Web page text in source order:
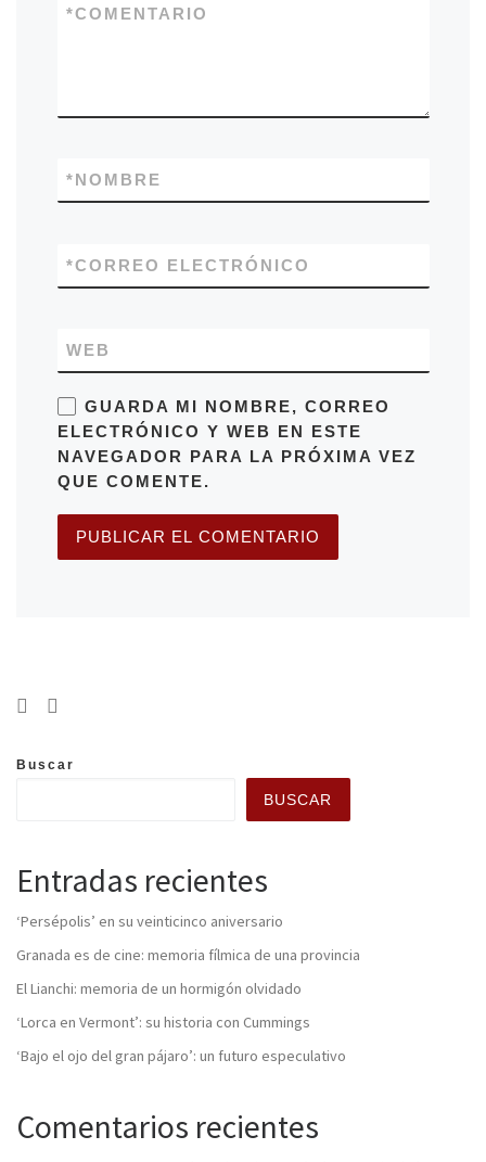
COMENTARIO
*
NOMBRE
*
CORREO ELECTRÓNICO
*
WEB
GUARDA MI NOMBRE, CORREO
ELECTRÓNICO Y WEB EN ESTE
NAVEGADOR PARA LA PRÓXIMA VEZ
QUE COMENTE.
Buscar
BUSCAR
Entradas recientes
‘Persépolis’ en su veinticinco aniversario
Granada es de cine: memoria fílmica de una provincia
El Lianchi: memoria de un hormigón olvidado
‘Lorca en Vermont’: su historia con Cummings
‘Bajo el ojo del gran pájaro’: un futuro especulativo
Comentarios recientes